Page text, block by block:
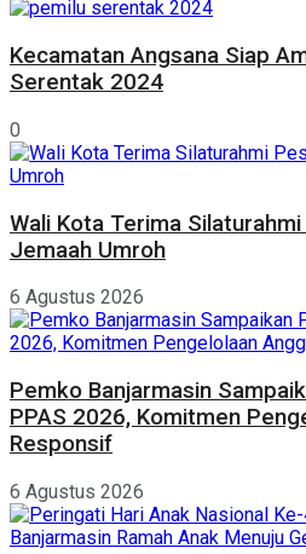
Kecamatan Angsana Siap
Serentak 2024
0
Wali Kota Terima
Jemaah Umroh
6 Agustus 2026
Pemko Banjarmasin
PPAS 2026, Komitmen
Responsif
6 Agustus 2026